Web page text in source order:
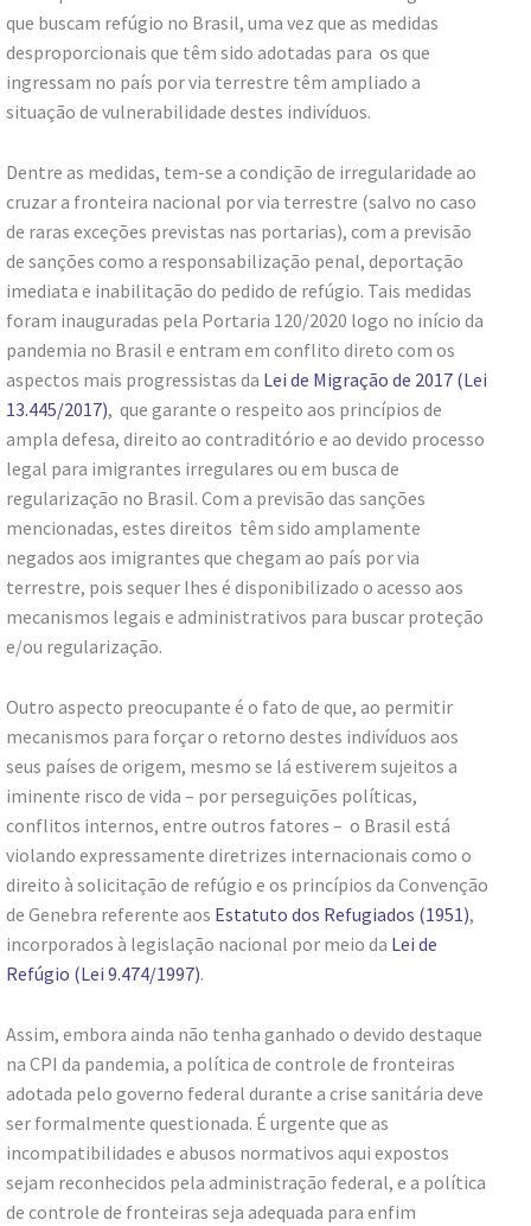
que buscam refúgio no Brasil, uma vez que as medidas
desproporcionais que têm sido adotadas para os que
ingressam no país por via terrestre têm ampliado a
situação de vulnerabilidade destes indivíduos.
Dentre as medidas, tem-se a condição de irregularidade ao
cruzar a fronteira nacional por via terrestre (salvo no caso
de raras exceções previstas nas portarias), com a previsão
de sanções como a responsabilização penal, deportação
imediata e inabilitação do pedido de refúgio. Tais medidas
foram inauguradas pela Portaria 120/2020 logo no início da
pandemia no Brasil e entram em conflito direto com os
aspectos mais progressistas da Lei de Migração de 2017 (Lei
13.445/2017), que garante o respeito aos princípios de
ampla defesa, direito ao contraditório e ao devido processo
legal para imigrantes irregulares ou em busca de
regularização no Brasil. Com a previsão das sanções
mencionadas, estes direitos têm sido amplamente
negados aos imigrantes que chegam ao país por via
terrestre, pois sequer lhes é disponibilizado o acesso aos
mecanismos legais e administrativos para buscar proteção
e/ou regularização.
Outro aspecto preocupante é o fato de que, ao permitir
mecanismos para forçar o retorno destes indivíduos aos
seus países de origem, mesmo se lá estiverem sujeitos a
iminente risco de vida – por perseguições políticas,
conflitos internos, entre outros fatores – o Brasil está
violando expressamente diretrizes internacionais como o
direito à solicitação de refúgio e os princípios da Convenção
de Genebra referente aos Estatuto dos Refugiados (1951),
incorporados à legislação nacional por meio da Lei de
Refúgio (Lei 9.474/1997).
Assim, embora ainda não tenha ganhado o devido destaque
na CPI da pandemia, a política de controle de fronteiras
adotada pelo governo federal durante a crise sanitária deve
ser formalmente questionada. É urgente que as
incompatibilidades e abusos normativos aqui expostos
sejam reconhecidos pela administração federal, e a política
de controle de fronteiras seja adequada para enfim